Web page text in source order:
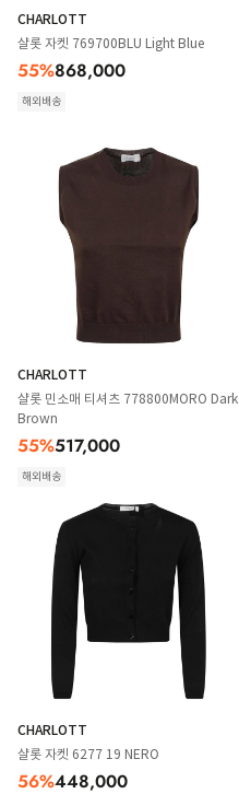
CHARLOTT
샬롯 자켓 769700BLU Light Blue
55%868,000
해외배송
CHARLOTT
샬롯 민소매 티셔츠 778800MORO Dark
Brown
55%517,000
해외배송
CHARLOTT
샬롯 자켓 6277 19 NERO
56%448,000